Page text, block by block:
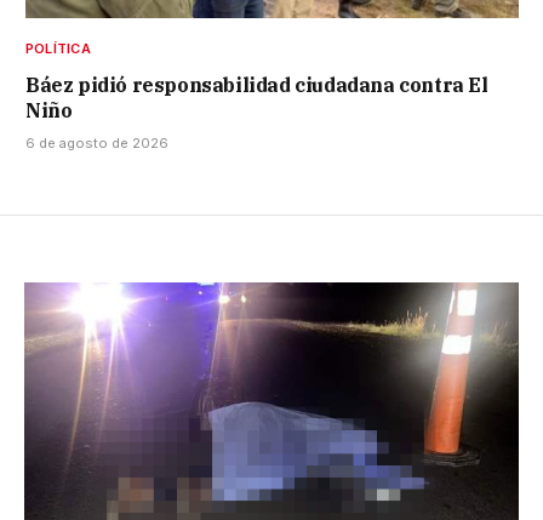
POLÍTICA
Báez pidió responsabilidad ciudadana contra El
Niño
6 de agosto de 2026